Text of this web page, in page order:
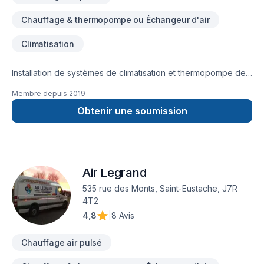
Chauffage & thermopompe ou Échangeur d'air
Climatisation
Installation de systèmes de climatisation et thermopompe de
de la corporation des maîtres électriciens pour le
branchement électrique de l'appareil.
Membre depuis 2019
Obtenir une soumission
Air Legrand
535 rue des Monts, Saint-Eustache, J7R
4T2
4,8
8 Avis
Chauffage air pulsé